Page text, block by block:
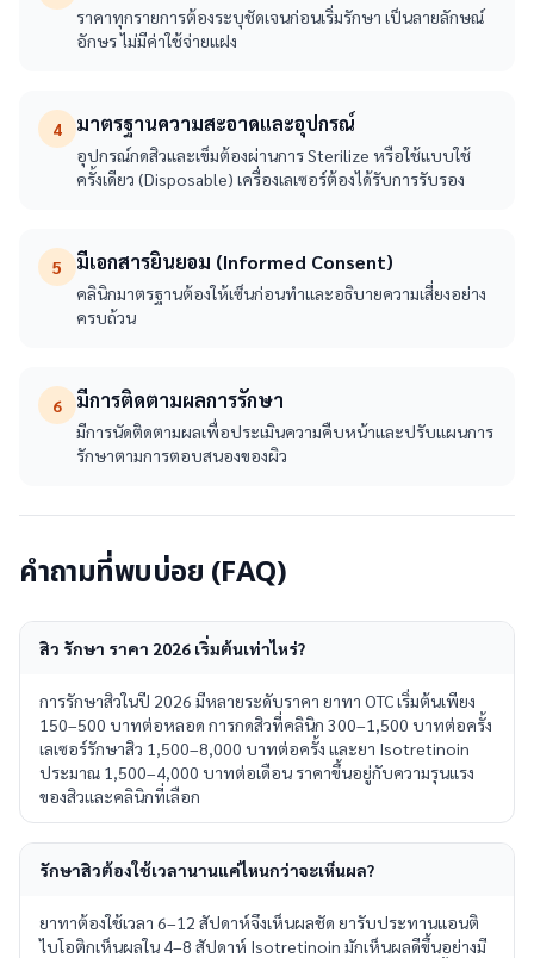
ราคาทุกรายการต้องระบุชัดเจนก่อนเริ่มรักษา เป็นลายลักษณ์
อักษร ไม่มีค่าใช้จ่ายแฝง
4 มาตรฐานความสะอาดและอุปกรณ์
อุปกรณ์กดสิวและเข็มต้องผ่านการ Sterilize หรือใช้แบบใช้
ครั้งเดียว (Disposable) เครื่องเลเซอร์ต้องได้รับการรับรอง
5 มีเอกสารยินยอม (Informed Consent)
คลินิกมาตรฐานต้องให้เซ็นก่อนทำและอธิบายความเสี่ยงอย่าง
ครบถ้วน
6 มีการติดตามผลการรักษา
มีการนัดติดตามผลเพื่อประเมินความคืบหน้าและปรับแผนการ
รักษาตามการตอบสนองของผิว
คำถามที่พบบ่อย (FAQ)
สิว รักษา ราคา 2026 เริ่มต้นเท่าไหร่?
การรักษาสิวในปี 2026 มีหลายระดับราคา ยาทา OTC เริ่มต้นเพียง
150–500 บาทต่อหลอด การกดสิวที่คลินิก 300–1,500 บาทต่อครั้ง
เลเซอร์รักษาสิว 1,500–8,000 บาทต่อครั้ง และยา Isotretinoin
ประมาณ 1,500–4,000 บาทต่อเดือน ราคาขึ้นอยู่กับความรุนแรง
ของสิวและคลินิกที่เลือก
รักษาสิวต้องใช้เวลานานแค่ไหนกว่าจะเห็นผล?
ยาทาต้องใช้เวลา 6–12 สัปดาห์จึงเห็นผลชัด ยารับประทานแอนติ
ไบโอติกเห็นผลใน 4–8 สัปดาห์ Isotretinoin มักเห็นผลดีขึ้นอย่างมี